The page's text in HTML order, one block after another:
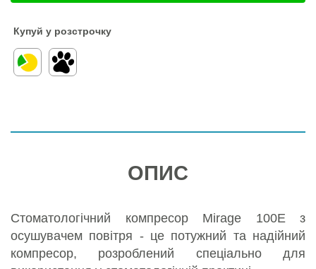
Купуй у розстрочку
ОПИС
Стоматологічний компресор Mirage 100E з
осушувачем повітря - це потужний та надійний
компресор, розроблений спеціально для